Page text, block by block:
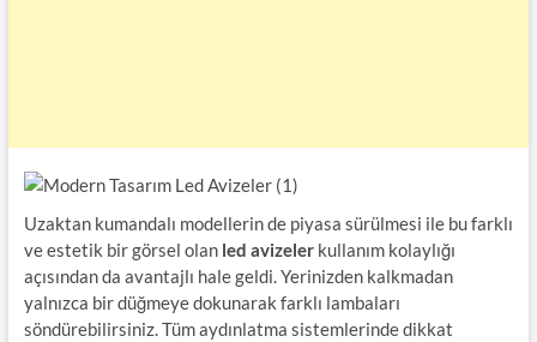
Uzaktan kumandalı modellerin de piyasa sürülmesi ile bu farklı
ve estetik bir görsel olan led avizelerkullanım kolaylığı
açısından da avantajlı hale geldi. Yerinizden kalkmadan
yalnızca bir düğmeye dokunarak farklı lambaları
söndürebilirsiniz. Tüm aydınlatma sistemlerinde dikkat